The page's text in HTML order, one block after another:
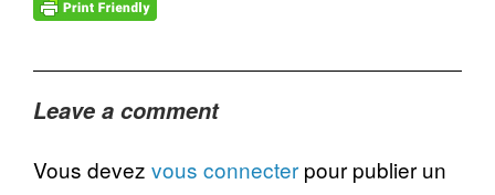
Leave a comment
Vous devez vous connecter pour publier un